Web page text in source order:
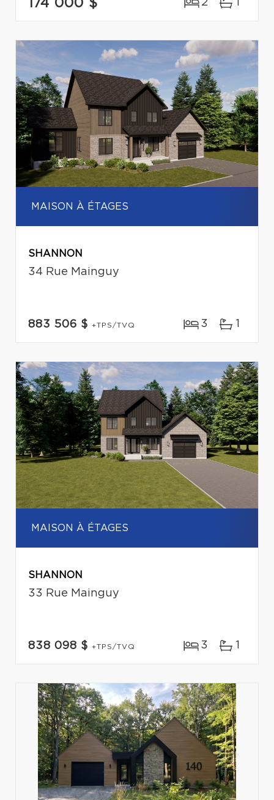
174 000 $ 2
MAISON À ÉTAGES
SHANNON
34 Rue Mainguy
883 506 $ +TPS/TVQ 3 1
MAISON À ÉTAGES
SHANNON
33 Rue Mainguy
838 098 $ +TPS/TVQ 3 1